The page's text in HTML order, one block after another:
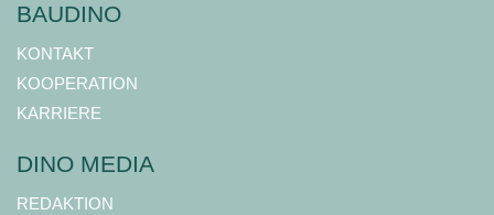
BAUDINO
KONTAKT
KOOPERATION
KARRIERE
DINO MEDIA
REDAKTION